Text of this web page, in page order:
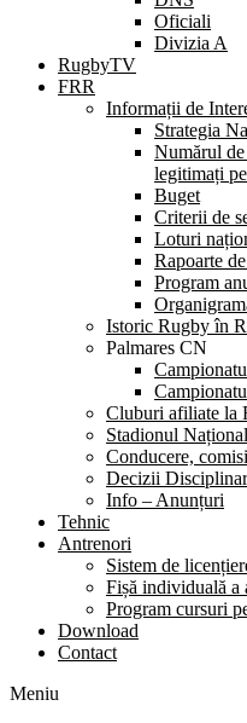
Oficiali
Divizia A
RugbyTV
FRR
Informații de
Strategia
Numărul
legitimați
Buget
Criterii de
Loturi
Rapoarte
Program
Istoric Rugby în
Palmares CN
Cluburi afiliate la
Stadionul
Conducere,
Decizii
Info – Anunțuri
Tehnic
Antrenori
Sistem de
Fișă individuală a
Program cursuri
Download
Contact
Meniu